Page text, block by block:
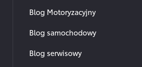
Blog Motoryzacyjny
Blog samochodowy
Blog serwisowy